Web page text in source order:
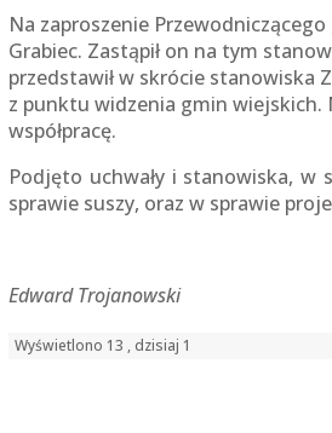
Na zaproszenie
Grabiec. Zastąpił on na tym
przedstawił w skrócie stanowiska
z punktu widzenia gmin wiejskich.
współpracę.
Podjęto uchwały i stanowiska, w
sprawie suszy, oraz w sprawie
Edward Trojanowski
Wyświetlono 13 , dzisiaj 1